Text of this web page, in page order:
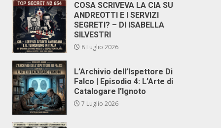
COSA SCRIVEVA LA CIA SU
ANDREOTTI E I SERVIZI
SEGRETI? – DI ISABELLA
SILVESTRI
8 Luglio 2026
L’Archivio dell’Ispettore Di
Falco | Episodio 4: L’Arte di
Catalogare l’Ignoto
7 Luglio 2026